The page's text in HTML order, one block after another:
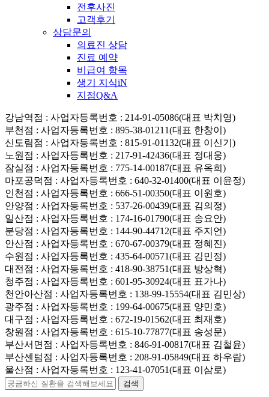
전후사진
고객후기
상담문의
의료진 상담
진료 예약
비급여 항목
생기 지식iN
지점Q&A
강남역점 : 사업자등록번호 : 214-91-05086(대표 박치영)
부천점 : 사업자등록번호 : 895-38-01211(대표 한창이)
신도림점 : 사업자등록번호 : 815-91-01132(대표 이신기)
노원점 : 사업자등록번호 : 217-91-42436(대표 정대웅)
잠실점 : 사업자등록번호 : 775-14-00187(대표 유옥희)
마포공덕점 : 사업자등록번호 : 640-32-01400(대표 이윤정)
인천점 : 사업자등록번호 : 666-51-00350(대표 이원호)
안양점 : 사업자등록번호 : 537-26-00439(대표 김의정)
일산점 : 사업자등록번호 : 174-16-01790(대표 송요안)
분당점 : 사업자등록번호 : 144-90-44712(대표 주지언)
안산점 : 사업자등록번호 : 670-67-00379(대표 정혜진)
수원점 : 사업자등록번호 : 435-64-00571(대표 김민정)
대전점 : 사업자등록번호 : 418-90-38751(대표 방상혁)
청주점 : 사업자등록번호 : 601-95-30924(대표 표가나)
천안아산점 : 사업자등록번호 : 138-99-15554(대표 김민상)
광주점 : 사업자등록번호 : 199-64-00675(대표 양민호)
대구점 : 사업자등록번호 : 672-19-01562(대표 최재호)
창원점 : 사업자등록번호 : 615-10-77877(대표 송성문)
부산서면점 : 사업자등록번호 : 846-91-00817(대표 김철윤)
부산센텀점 : 사업자등록번호 : 208-91-05849(대표 하우람)
울산점 : 사업자등록번호 : 123-41-07051(대표 이삼로)